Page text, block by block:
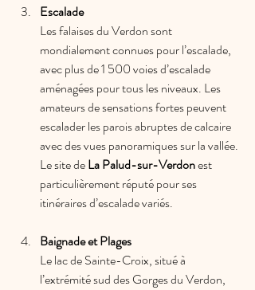
Escalade
Les falaises du Verdon sont
mondialement connues pour l’escalade,
avec plus de 1 500 voies d’escalade
aménagées pour tous les niveaux. Les
amateurs de sensations fortes peuvent
escalader les parois abruptes de calcaire
avec des vues panoramiques sur la vallée.
Le site de La Palud-sur-Verdon est
particulièrement réputé pour ses
itinéraires d’escalade variés.
Baignade et Plages
Le lac de Sainte-Croix, situé à
l’extrémité sud des Gorges du Verdon,